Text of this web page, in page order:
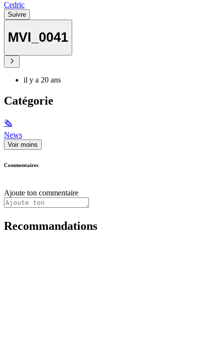
Cedric
Suivre
MVI_0041
il y a 20 ans
Catégorie
🗞
News
Voir moins
Commentaires
Ajoute ton commentaire
Recommandations